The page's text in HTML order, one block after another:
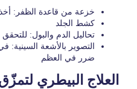
خزعة من قاعدة الظفر:
كشط الجلد
تحاليل الدم والبول:
التصوير بالأشعة السينية:
ضرر في العظم
العلاج البيطري